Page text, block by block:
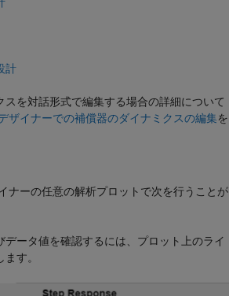
計
スを対話形式で編集する場合の詳細について
ザイナーでの補償器のダイナミクスの編集を
ナーの任意の解析プロットで次を行うことが
データ値を確認するには、プロット上のライ
す。